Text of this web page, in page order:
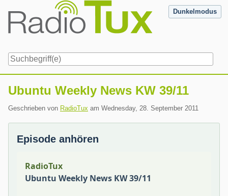
content
Dunkelmodus
Ubuntu Weekly News KW 39/11
Geschrieben von RadioTux am Wednesday, 28. September 2011
Episode anhören